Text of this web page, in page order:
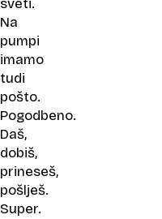
sveti.
Na
pumpi
imamo
tudi
pošto.
Pogodbeno.
Daš,
dobiš,
prineseš,
pošlješ.
Super.